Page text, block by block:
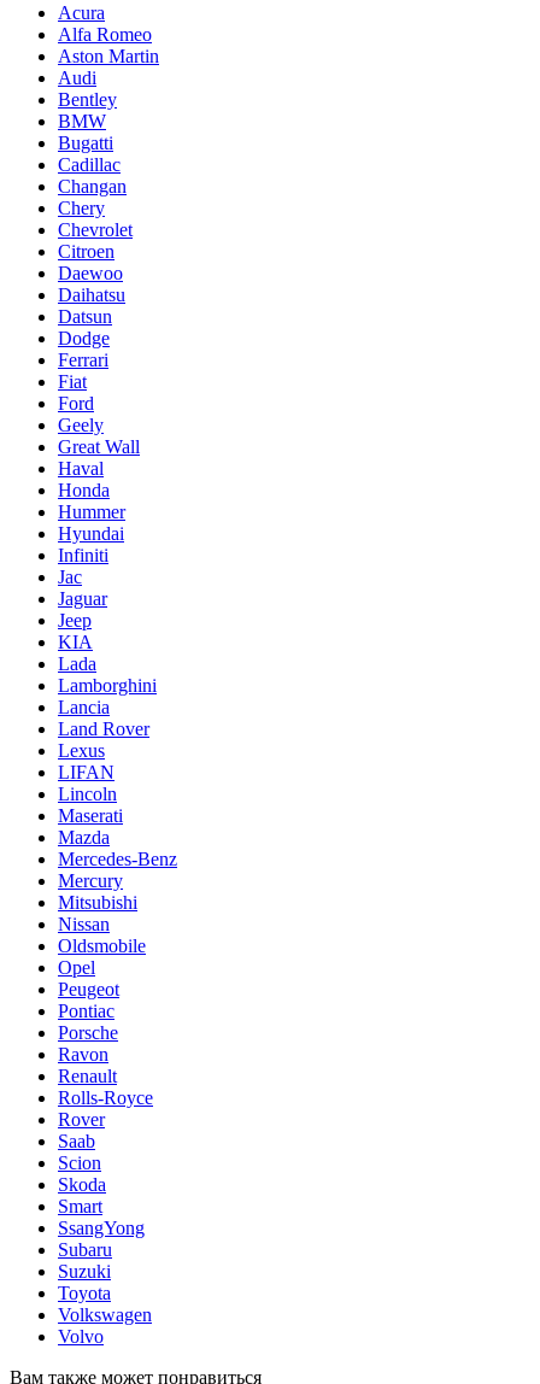
Acura
Alfa Romeo
Aston Martin
Audi
Bentley
BMW
Bugatti
Cadillac
Changan
Chery
Chevrolet
Citroen
Daewoo
Daihatsu
Datsun
Dodge
Ferrari
Fiat
Ford
Geely
Great Wall
Haval
Honda
Hummer
Hyundai
Infiniti
Jac
Jaguar
Jeep
KIA
Lada
Lamborghini
Lancia
Land Rover
Lexus
LIFAN
Lincoln
Maserati
Mazda
Mercedes-Benz
Mercury
Mitsubishi
Nissan
Oldsmobile
Opel
Peugeot
Pontiac
Porsche
Ravon
Renault
Rolls-Royce
Rover
Saab
Scion
Skoda
Smart
SsangYong
Subaru
Suzuki
Toyota
Volkswagen
Volvo
Вам также может понравиться